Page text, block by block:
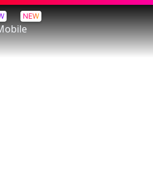
NEW